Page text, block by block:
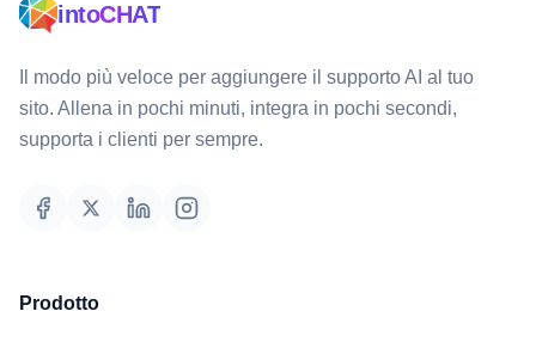
intoCHAT
Il modo più veloce per aggiungere il supporto AI al tuo
sito. Allena in pochi minuti, integra in pochi secondi,
supporta i clienti per sempre.
Prodotto